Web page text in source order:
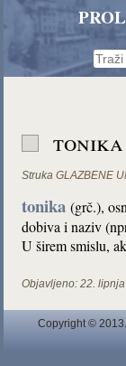
tonika
Struka GLAZBENE
tonika(grč.),
dobiva i naziv
U širem smislu,
Objavljeno: 22.
Copyright © 2013.